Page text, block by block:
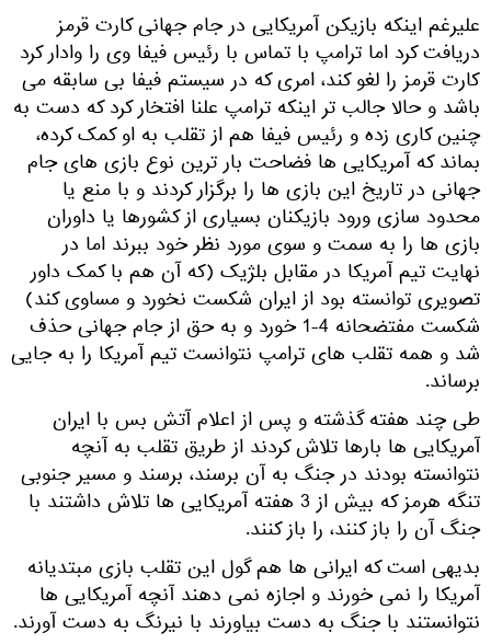
علیرغم اینکه بازیکن آمریکایی در جام جهانی کارت قرمز
دریافت کرد اما ترامپ با تماس با رئیس فیفا وی را وادار کرد
کارت قرمز را لغو کند، امری که در سیستم فیفا بی سابقه می
باشد و حالا جالب تر اینکه ترامپ علنا افتخار کرد که دست به
چنین کاری زده و رئیس فیفا هم از تقلب به او کمک کرده،
بماند که آمریکایی ها فضاحت بار ترین نوع بازی های جام
جهانی در تاریخ این بازی ها را برگزار کردند و با منع یا
محدود سازی ورود بازیکنان بسیاری از کشورها یا داوران
بازی ها را به سمت و سوی مورد نظر خود ببرند اما در
نهایت تیم آمریکا در مقابل بلژیک (که آن هم با کمک داور
تصویری توانسته بود از ایران شکست نخورد و مساوی کند)
شکست مفتضحانه 4-1 خورد و به حق از جام جهانی حذف
شد و همه تقلب های ترامپ نتوانست تیم آمریکا را به جایی
برساند.
طی چند هفته گذشته و پس از اعلام آتش بس با ایران
آمریکایی ها بارها تلاش کردند از طریق تقلب به آنچه
نتوانسته بودند در جنگ به آن برسند، برسند و مسیر جنوبی
تنگه هرمز که بیش از 3 هفته آمریکایی ها تلاش داشتند با
جنگ آن را باز کنند، را باز کنند.
بدیهی است که ایرانی ها هم گول این تقلب بازی مبتدیانه
آمریکا را نمی خورند و اجازه نمی دهند آنچه آمریکایی ها
نتوانستند با جنگ به دست بیاورند با نیرنگ به دست آورند.